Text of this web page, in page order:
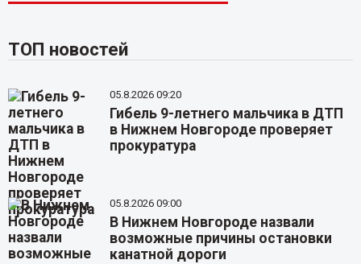
ТОП новостей
05.8.2026 09:20
Гибель 9-летнего мальчика в ДТП
в Нижнем Новгороде проверяет
прокуратура
05.8.2026 09:00
В Нижнем Новгороде назвали
возможные причины остановки
канатной дороги